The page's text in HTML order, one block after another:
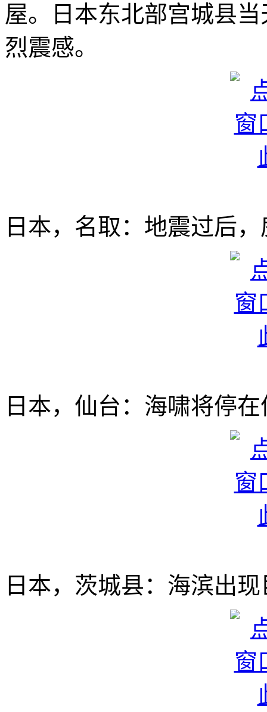
屋。日本东北部宫城县
烈震感。
日本，名取：地震过后
日本，仙台：海啸将停
日本，茨城县：海滨出